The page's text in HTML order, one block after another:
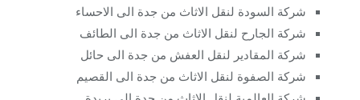
شركة السودة لنقل الاثاث من جدة الى الاحساء
شركة الجارح لنقل الاثاث من جدة الى الطائف
شركة المقادير لنقل العفش من جدة الى حائل
شركة الصفوة لنقل الاثاث من جدة الى القصيم